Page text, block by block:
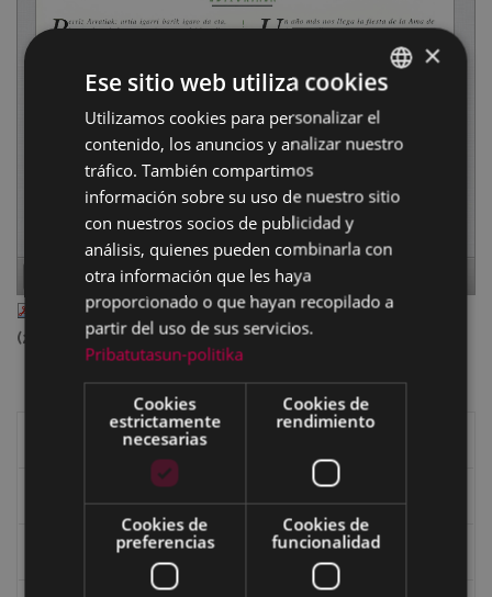
Page 1 of40
Reescaneo_III_19.pdf — PDF document, 20.05 MB
(21022304 bytes)
Libros de Eibar
BASQUE
SPANISH
×
Ese sitio web utiliza cookies
Utilizamos cookies para personalizar el
contenido, los anuncios y analizar nuestro
tráfico. También compartimos
información sobre su uso de nuestro sitio
con nuestros socios de publicidad y
análisis, quienes pueden combinarla con
otra información que les haya
proporcionado o que hayan recopilado a
partir del uso de sus servicios.
Pribatutasun-politika
Cookies
estrictamente
necesarias
Cookies de
rendimiento
Cookies de
preferencias
Cookies de
funcionalidad